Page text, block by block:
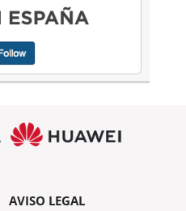
AVISO LEGAL